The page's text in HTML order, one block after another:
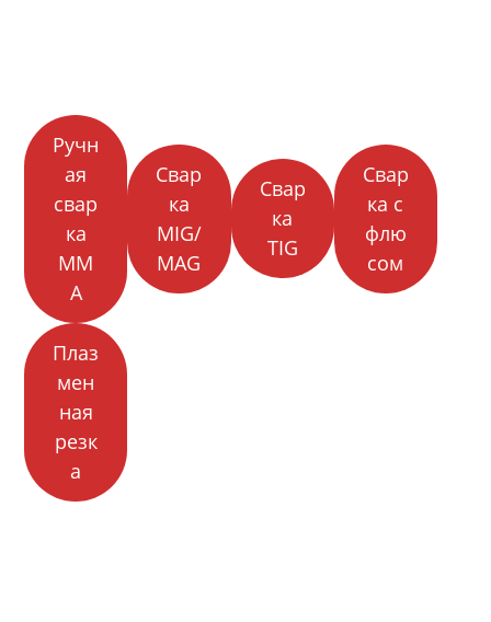
Ручн
ая
свар
ка
MM
A
Свар
ка
MIG/
MAG
Свар
ка
TIG
Свар
ка с
флю
сом
Плаз
мен
ная
резк
а